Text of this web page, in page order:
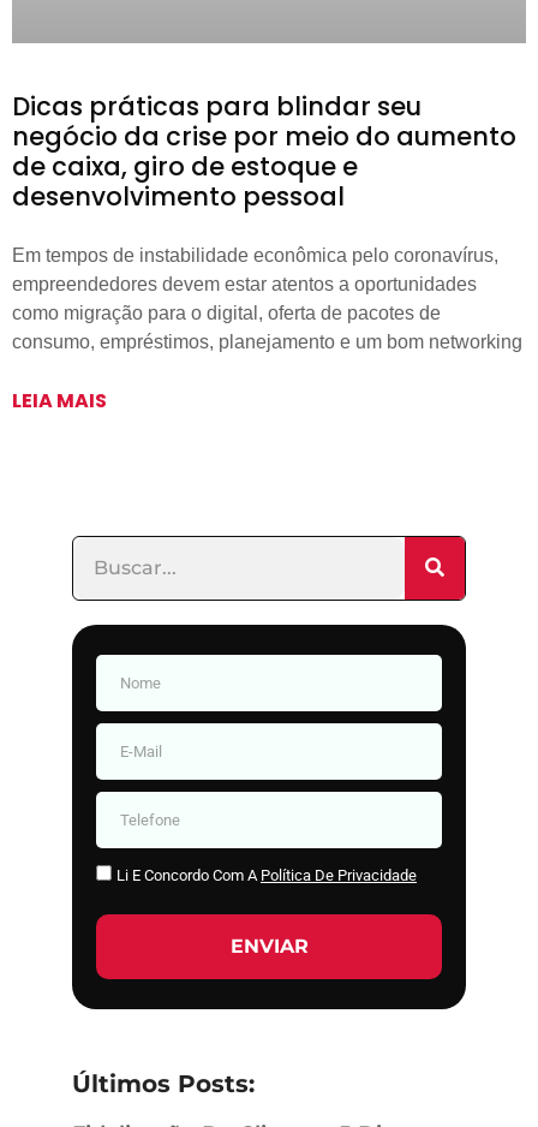
Dicas práticas para blindar seu
negócio da crise por meio do aumento
de caixa, giro de estoque e
desenvolvimento pessoal
Em tempos de instabilidade econômica pelo coronavírus,
empreendedores devem estar atentos a oportunidades
como migração para o digital, oferta de pacotes de
consumo, empréstimos, planejamento e um bom networking
LEIA MAIS
Li E Concordo Com A Política De Privacidade
ENVIAR
Últimos Posts: